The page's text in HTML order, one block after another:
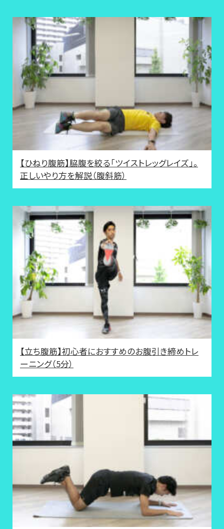
【ひねり腹筋】脇腹を絞る「ツイストレッグレイズ」。
正しいやり方を解説（腹斜筋）
【立ち腹筋】初心者におすすめのお腹引き締めトレ
ーニング（5分）